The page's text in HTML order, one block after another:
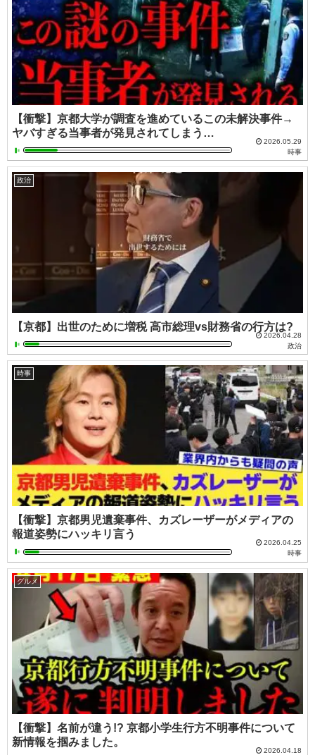
【衝撃】京都大学が調査を進めているこの未解決事件→
ヤバすぎる当事者が発見されてしまう…
2026.05.29
時事
政治
【京都】出世のために増税 高市総理vs財務省の行方は?
2026.04.28
政治
時事
【衝撃】京都男児遺棄事件、カズレーザーがメディアの
報道姿勢にハッキリ言う
2026.04.25
時事
グルメ
【衝撃】名前が違う!? 京都小学生行方不明事件について
新情報を掴みました。
2026.04.18